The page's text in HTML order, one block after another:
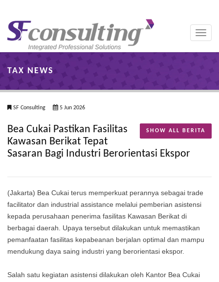
Toggle
TAX NEWS
SF Consulting 5 Jun 2026
SHOW ALL BERITA
Bea Cukai Pastikan Fasilitas
Kawasan Berikat Tepat
Sasaran Bagi Industri Berorientasi Ekspor
(Jakarta) Bea Cukai terus memperkuat perannya sebagai trade
facilitator dan industrial assistance melalui pemberian asistensi
kepada perusahaan penerima fasilitas Kawasan Berikat di
berbagai daerah. Upaya tersebut dilakukan untuk memastikan
pemanfaatan fasilitas kepabeanan berjalan optimal dan mampu
mendukung daya saing industri yang berorientasi ekspor.
Salah satu kegiatan asistensi dilakukan oleh Kantor Bea Cukai